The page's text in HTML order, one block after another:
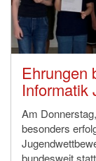
Ehrungen
Informatik
Am
besonders
bundesweit